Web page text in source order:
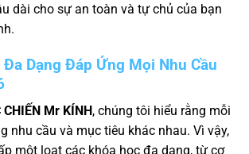
dài cho sự an toàn và tự chủ của bạn
Đa Dạng Đáp Ứng Mọi Nhu Cầu
CHIẾN Mr KÍNH, chúng tôi hiểu rằng mỗi
nhu cầu và mục tiêu khác nhau. Vì vậy,
một loạt các khóa học đa dạng, từ cơ